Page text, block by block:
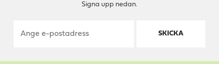
Signa upp nedan.
SKICKA